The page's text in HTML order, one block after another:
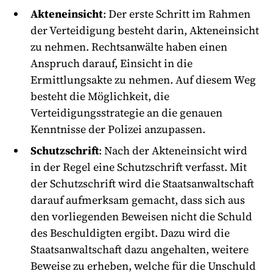
Akteneinsicht: Der erste Schritt im Rahmen
der Verteidigung besteht darin, Akteneinsicht
zu nehmen. Rechtsanwälte haben einen
Anspruch darauf, Einsicht in die
Ermittlungsakte zu nehmen. Auf diesem Weg
besteht die Möglichkeit, die
Verteidigungsstrategie an die genauen
Kenntnisse der Polizei anzupassen.
Schutzschrift: Nach der Akteneinsicht wird
in der Regel eine Schutzschrift verfasst. Mit
der Schutzschrift wird die Staatsanwaltschaft
darauf aufmerksam gemacht, dass sich aus
den vorliegenden Beweisen nicht die Schuld
des Beschuldigten ergibt. Dazu wird die
Staatsanwaltschaft dazu angehalten, weitere
Beweise zu erheben, welche für die Unschuld